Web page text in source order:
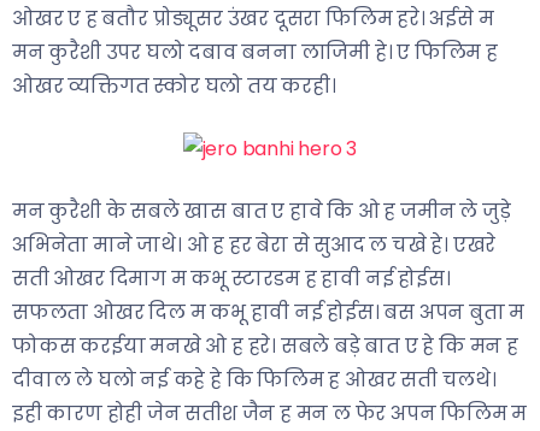
ओखर ए ह बतौर प्रोड्यूसर उंखर दूसरा फिलिम हरे। अईसे म
मन कुरैशी उपर घलो दबाव बनना लाजिमी हे। ए फिलिम ह
ओखर व्यक्तिगत स्कोर घलो तय करही।
मन कुरैशी के सबले खास बात ए हावे कि ओ ह जमीन ले जुड़े
अभिनेता माने जाथे। ओ ह हर बेरा से सुआद ल चखे हे। एखरे
सती ओखर दिमाग म कभू स्टारडम ह हावी नई होईस।
सफलता ओखर दिल म कभू हावी नई होईस। बस अपन बुता म
फोकस करईया मनखे ओ ह हरे। सबले बड़े बात ए हे कि मन ह
दीवाल ले घलो नई कहे हे कि फिलिम ह ओखर सती चलथे।
इही कारण होही जेन सतीश जैन ह मन ल फेर अपन फिलिम म